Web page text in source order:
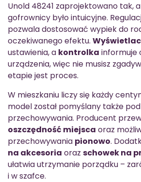
Unold 48241 zaprojektowano tak,
gofrownicy było intuicyjne.
pozwala dostosować wypiek do
oczekiwanego efektu.
ustawienia, a kontrolka informuje
urządzenia, więc nie musisz
etapie jest proces.
W mieszkaniu liczy się każdy
model został pomyślany także
przechowywania. Producent
oszczędność miejsca oraz
przechowywania pionowo.
na akcesoria oraz schowek na
ułatwia utrzymanie porządku –
i w szafce.